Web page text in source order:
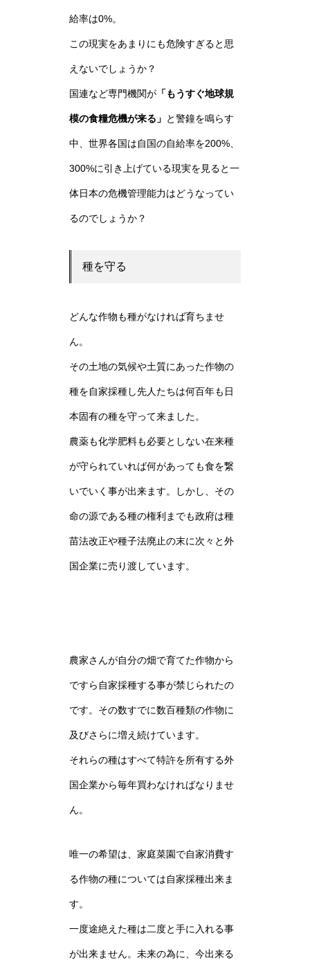
給率は0%。
この現実をあまりにも危険すぎると思
えないでしょうか？
国連など専門機関が 「もうすぐ地球規
模の食糧危機が来る」 と警鐘を鳴らす
中、世界各国は自国の自給率を200%、
300%に引き上げている現実を見ると一
体日本の危機管理能力はどうなってい
るのでしょうか？
種を守る
どんな作物も種がなければ育ちませ
ん。
その土地の気候や土質にあった作物の
種を自家採種し先人たちは何百年も日
本固有の種を守って来ました。
農薬も化学肥料も必要としない在来種
が守られていれば何があっても食を繋
いでいく事が出来ます。しかし、その
命の源である種の権利までも政府は種
苗法改正や種子法廃止の末に次々と外
国企業に売り渡しています。
農家さんが自分の畑で育てた作物から
ですら自家採種する事が禁じられたの
です。その数すでに数百種類の作物に
及びさらに増え続けています。
それらの種はすべて特許を所有する外
国企業から毎年買わなければなりませ
ん。
唯一の希望は、家庭菜園で自家消費す
る作物の種については自家採種出来ま
す。
一度途絶えた種は二度と手に入れる事
が出来ません。未来の為に、今出来る